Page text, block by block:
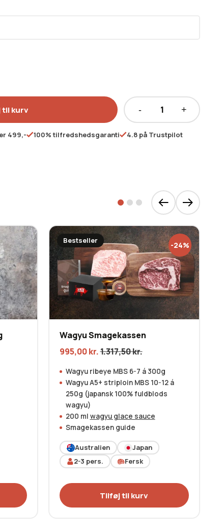
Gavekort
antal
kurv
499,- 100% tilfredshedsgaranti 4.8 på Trustpilot
Bestseller -24%
Wagyu Smagekassen
995,00kr.1.317,50kr.
Wagyu ribeye MBS 6-7 á 300g
Wagyu A5+ striploin MBS 10-12 á
250g (japansk 100% fuldblods
wagyu)
200 ml wagyu glace sauce
Smagekassen guide
Australien
Japan
2-3 pers. Fersk
Tilføj til kurv